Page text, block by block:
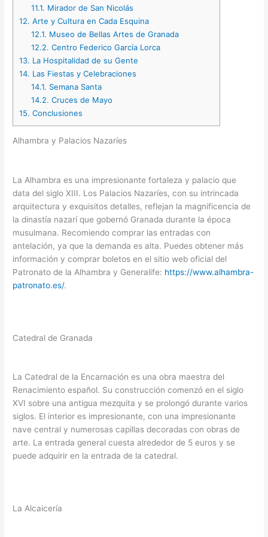
11.1. Mirador de San Nicolás
12. Arte y Cultura en Cada Esquina
12.1. Museo de Bellas Artes de Granada
12.2. Centro Federico García Lorca
13. La Hospitalidad de su Gente
14. Las Fiestas y Celebraciones
14.1. Semana Santa
14.2. Cruces de Mayo
15. Conclusiones
Alhambra y Palacios Nazaríes
La Alhambra es una impresionante fortaleza y palacio que
data del siglo XIII. Los Palacios Nazaríes, con su intrincada
arquitectura y exquisitos detalles, reflejan la magnificencia de
la dinastía nazarí que gobernó Granada durante la época
musulmana. Recomiendo comprar las entradas con
antelación, ya que la demanda es alta. Puedes obtener más
información y comprar boletos en el sitio web oficial del
Patronato de la Alhambra y Generalife: https://www.alhambra-
patronato.es/.
Catedral de Granada
La Catedral de la Encarnación es una obra maestra del
Renacimiento español. Su construcción comenzó en el siglo
XVI sobre una antigua mezquita y se prolongó durante varios
siglos. El interior es impresionante, con una impresionante
nave central y numerosas capillas decoradas con obras de
arte. La entrada general cuesta alrededor de 5 euros y se
puede adquirir en la entrada de la catedral.
La Alcaicería